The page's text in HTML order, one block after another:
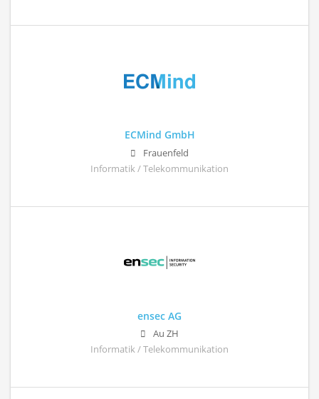
ECMind GmbH
Frauenfeld
Informatik / Telekommunikation
ensec AG
Au ZH
Informatik / Telekommunikation